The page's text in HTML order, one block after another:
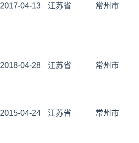
2017-04-13 江苏省 常州市
2018-04-28 江苏省 常州市
2015-04-24 江苏省 常州市